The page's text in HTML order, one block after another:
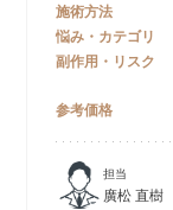
施術方法
悩み・カテゴリ
副作用・リスク
参考価格
担当
廣松 直樹